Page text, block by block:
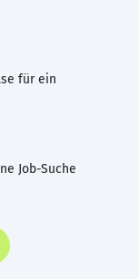
für ein
Job-Suche